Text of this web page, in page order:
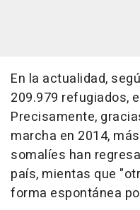
En la actualidad,
209.979 refugiados,
Precisamente,
marcha en 2014,
somalíes han
país, mientas que
forma espontánea